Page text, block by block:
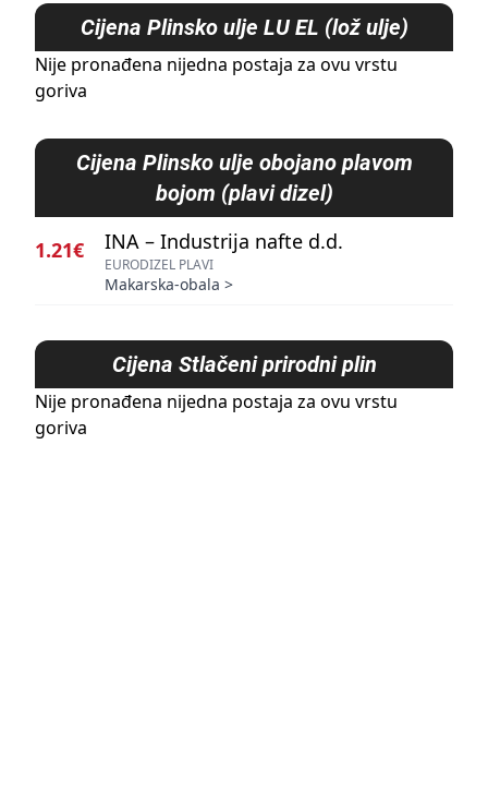
Cijena Plinsko ulje LU EL (lož ulje)
Nije pronađena nijedna postaja za ovu vrstu
goriva
Cijena Plinsko ulje obojano plavom
bojom (plavi dizel)
1.21€ INA – Industrija nafte d.d.
EURODIZEL PLAVI
Makarska-obala >
Cijena Stlačeni prirodni plin
Nije pronađena nijedna postaja za ovu vrstu
goriva